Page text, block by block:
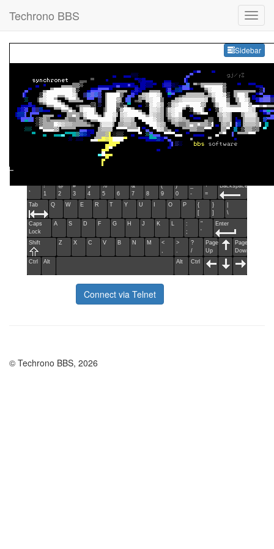
Techrono BBS
Sidebar
~
`
!
1
@
2
#
3
$
4
%
5
^
6
&
7
*
8
(
9
)
0
_
-
+
=
Backspace
Tab Q W E R T Y U O P
{
[
}
]
\
Caps
Lock
A S D F G H J K L
:
;
"
'
Enter
Shift Z X C V B N M
<
,
>
.
?
/
Page
Up
Page
Down
Ctrl
Alt Alt Ctrl
Connect via Telnet
© Techrono BBS, 2026